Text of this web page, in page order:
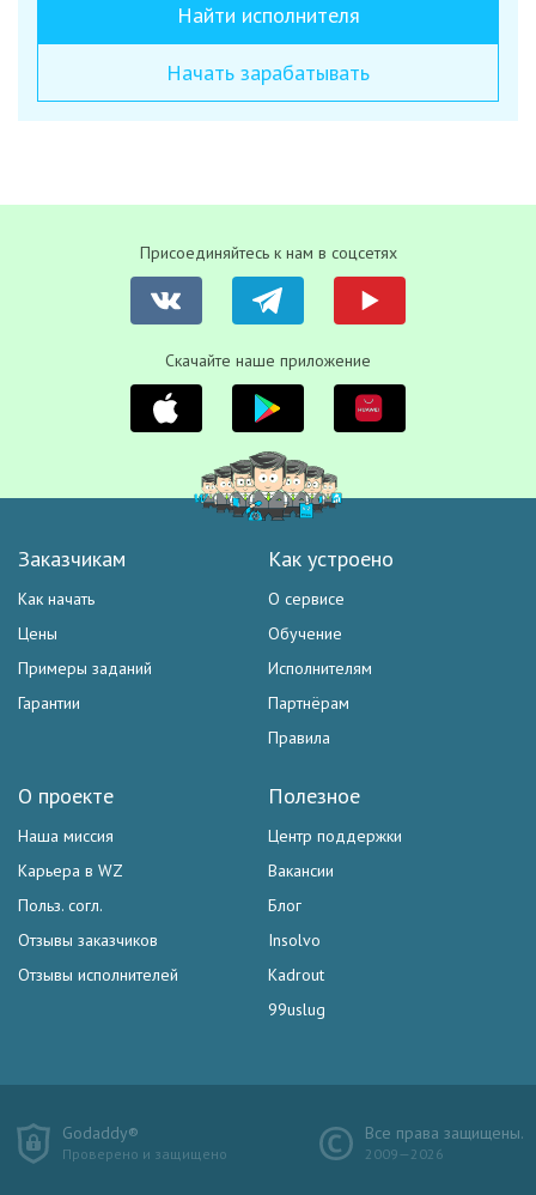
Найти исполнителя
Начать зарабатывать
Присоединяйтесь к нам в соцсетях
Скачайте наше приложение
Заказчикам
Как начать
Цены
Примеры заданий
Гарантии
Как устроено
О сервисе
Обучение
Исполнителям
Партнёрам
Правила
Полезное
Центр поддержки
Вакансии
Блог
Insolvo
Kadrout
99uslug
О проекте
Наша миссия
Карьера в WZ
Польз. согл.
Отзывы заказчиков
Отзывы исполнителей
Godaddy®
Проверено и защищено
Все права защищены.
2009—2026